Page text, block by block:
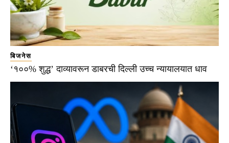
बिजनेस
‘१००% शुद्ध’ दाव्यावरून डाबरची दिल्ली उच्च न्यायालयात धाव